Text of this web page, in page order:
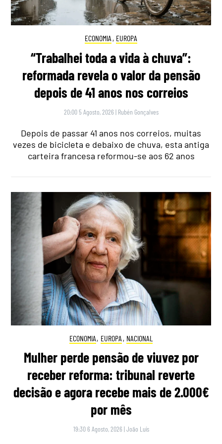
ECONOMIA , EUROPA
“Trabalhei toda a vida à chuva”:
reformada revela o valor da pensão
depois de 41 anos nos correios
20:00 5 Agosto, 2026 | Rubén Gonçalves
Depois de passar 41 anos nos correios, muitas
vezes de bicicleta e debaixo de chuva, esta antiga
carteira francesa reformou-se aos 62 anos
ECONOMIA, EUROPA , NACIONAL
Mulher perde pensão de viuvez por
receber reforma: tribunal reverte
decisão e agora recebe mais de 2.000€
por mês
19:30 6 Agosto, 2026 |João Luís